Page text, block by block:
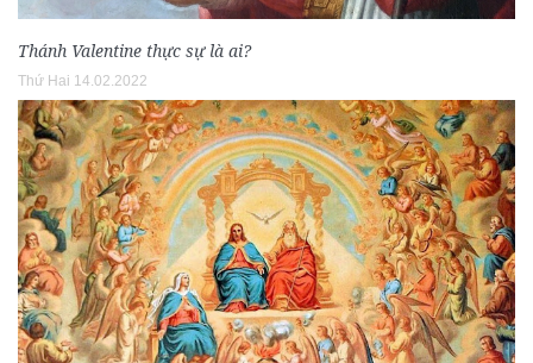
Thánh Valentine thực sự là ai?
Thứ Hai 14.02.2022